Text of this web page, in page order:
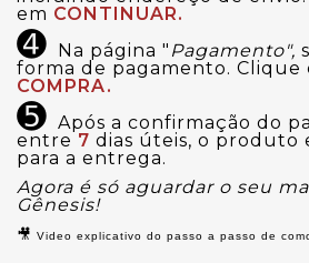
em CONTINUAR.
➍ Na página " Pagamento",
forma de pagamento. Clique
COMPRA.
➎ Após a confirmação do
entre 7 dias úteis, o produto
para a entrega.
Agora é só aguardar o seu
Gênesis!
🎥 Video explicativo do passo a passo de